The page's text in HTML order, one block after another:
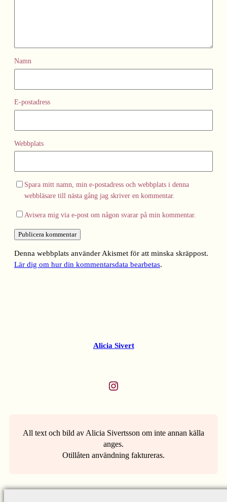
Namn
E-postadress
Webbplats
Spara mitt namn, min e-postadress och webbplats i denna
webbläsare till nästa gång jag skriver en kommentar.
Avisera mig via e-post om någon svarar på min kommentar.
Denna webbplats använder Akismet för att minska skräppost.
Lär dig om hur din kommentarsdata bearbetas.
Alicia Sivert
Instagram
All text och bild av Alicia Sivertsson om inte annan källa
anges.
Otillåten användning faktureras.